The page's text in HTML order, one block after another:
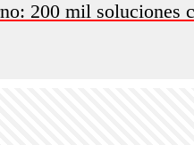
200 mil soluciones